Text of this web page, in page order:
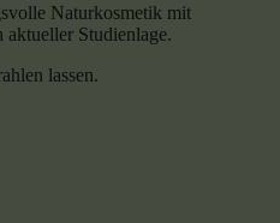
Naturkosmetik mit
Studienlage.
lassen.